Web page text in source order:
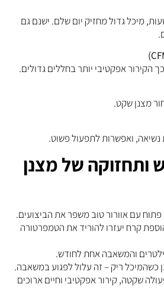
מיכל גדול מחזיק יום שלם. ישנם גם
מצנן שקט.
נשיאה, ואפשרות לתפעול פשוט.
ותחזוקה של מצנן
פתוח עם אוורור טוב משפר את הביצועים.
קרח יעזרו להוריד את הטמפרטורה
והמשאבה אחת לחודש.
כשהמיכל ריק – זה עלול לפגוע במשאבה.
שקטה, קירור אפקטיבי וחיים ארוכים